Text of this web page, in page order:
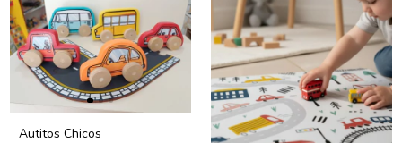
Autitos Chicos